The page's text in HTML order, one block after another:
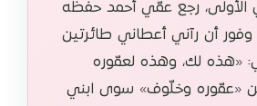
رجع عمّي أحمد حفظه
وفور أن رآني أعطاني طائرتين
«هذه لك، وهذه لعمّوره
«عمّوره وخلّوف» سوى ابني